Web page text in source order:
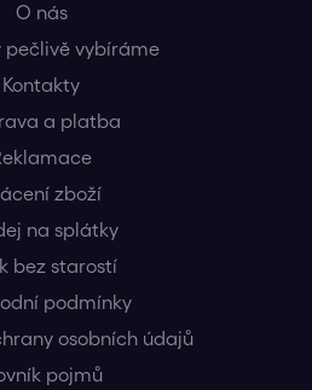
O nás
pečlivě vybíráme
Kontakty
a platba
zboží
na splátky
bez starostí
podmínky
osobních údajů
pojmů